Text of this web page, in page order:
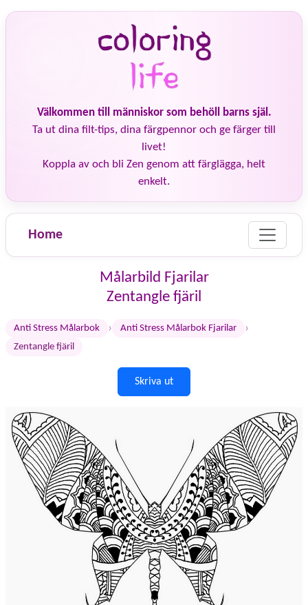
Välkommen till människor som behöll barns själ.
Ta ut dina filt-tips, dina färgpennor och ge färger till
livet!
Koppla av och bli Zen genom att färglägga, helt
enkelt.
Home
Målarbild Fjarilar
Zentangle fjäril
Anti Stress Målarbok › Anti Stress Målarbok Fjarilar ›
Zentangle fjäril
Skriva ut